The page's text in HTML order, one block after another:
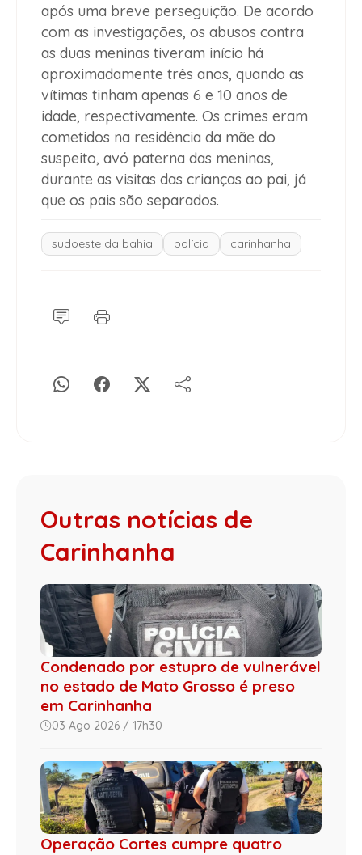
após uma breve perseguição. De acordo
com as investigações, os abusos contra
as duas meninas tiveram início há
aproximadamente três anos, quando as
vítimas tinham apenas 6 e 10 anos de
idade, respectivamente. Os crimes eram
cometidos na residência da mãe do
suspeito, avó paterna das meninas,
durante as visitas das crianças ao pai, já
que os pais são separados.
sudoeste da bahia polícia carinhanha
Outras notícias de
Carinhanha
Condenado por estupro de vulnerável
no estado de Mato Grosso é preso
em Carinhanha
03 Ago 2026 / 17h30
Operação Cortes cumpre quatro